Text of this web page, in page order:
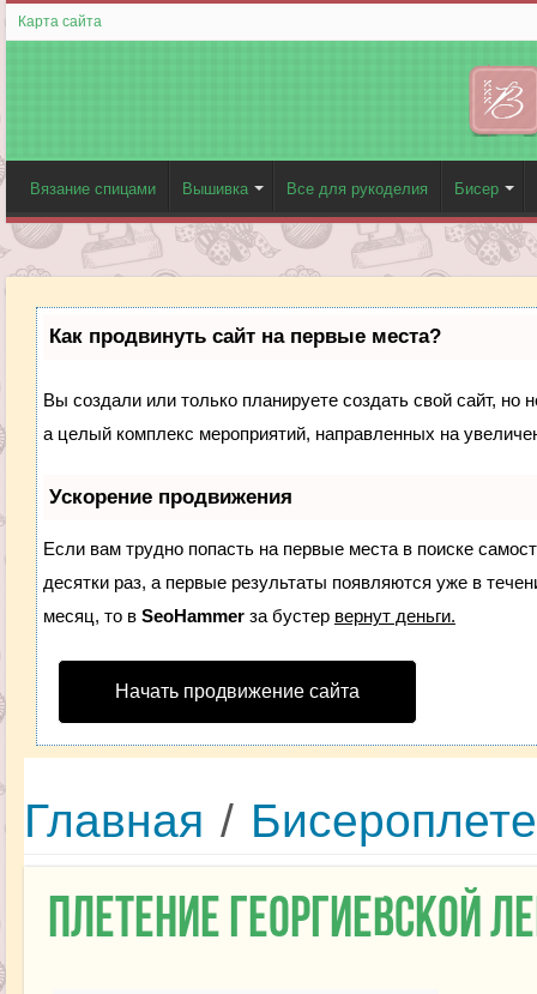
Карта сайта
Вязание спицами Вышивка Все для рукоделия Бисер
Как продвинуть сайт на первые места?
Вы создали или только планируете создать свой сайт, но
а целый комплекс мероприятий, направленных на
Ускорение продвижения
Если вам трудно попасть на первые места в поиске
десятки раз, а первые результаты появляются уже в
месяц, то в SeoHammerза бустер вернут деньги.
Начать продвижение сайта
Главная /
Плетение Георгиевской